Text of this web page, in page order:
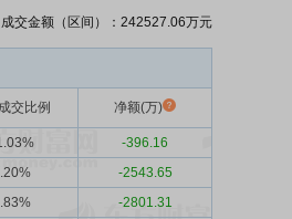
交金额（区间）：242527.06万元
交比例 净额(万)
-396.16
-2543.65
-2801.31